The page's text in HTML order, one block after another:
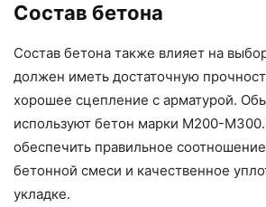
Состав бетона
Состав бетона также влияет на
должен иметь достаточную
хорошее сцепление с арматурой.
используют бетон марки М200-
обеспечить правильное
бетонной смеси и качественное
укладке.